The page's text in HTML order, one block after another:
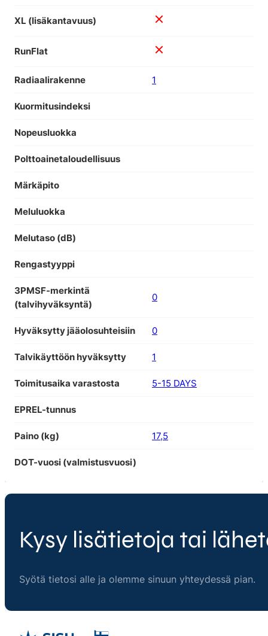
XL (lisäkantavuus)
RunFlat
Radiaalirakenne 1
Kuormitusindeksi
Nopeusluokka
Polttoainetaloudellisuus
Märkäpito
Meluluokka
Melutaso (dB)
Rengastyyppi
3PMSF-merkintä
(talvihyväksyntä)
0
Hyväksytty jääolosuhteisiin 0
Talvikäyttöön hyväksytty 1
Toimitusaika varastosta 5-15 DAYS
EPREL-tunnus
Paino (kg) 17,5
DOT-vuosi (valmistusvuosi)
Kysy lisätietoja tai
Syötä tietosi alle ja olemme sinuun yhteydessä pian.